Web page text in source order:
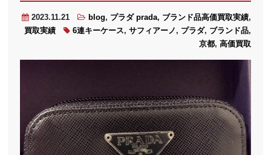
2023.11.21 blog, プラダ prada, ブランド品高価買取実績,
買取実績
6連キーケース, サフィアーノ , プラダ, ブランド品,
京都, 高価買取